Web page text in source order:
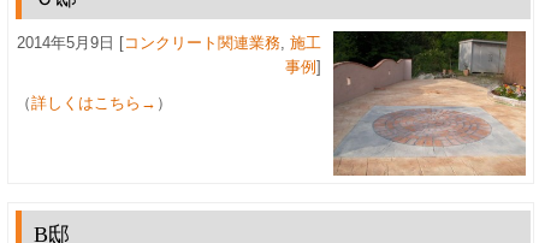
2014年5月9日 [コンクリート関連業務 ,施工
事例]
（詳しくはこちら→ ）
B邸